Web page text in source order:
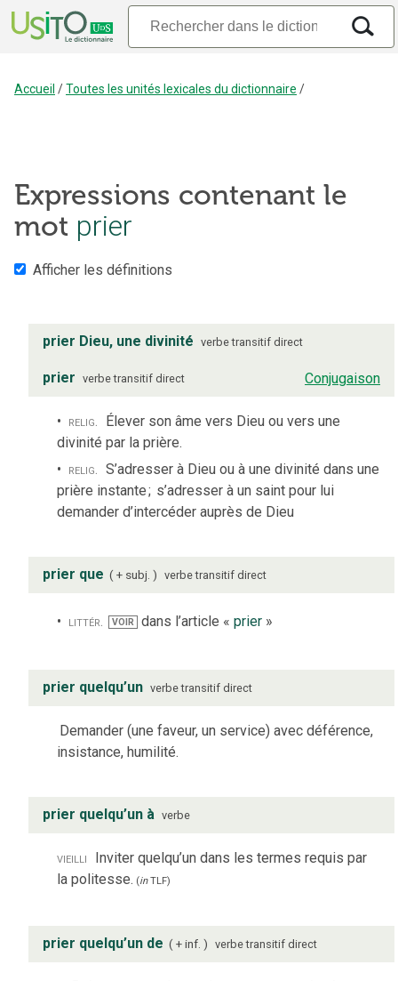
Accueil /Toutes les unités lexicales du dictionnaire /
Expressions contenant le
mot prier
Afficher les définitions
prier Dieu, une divinité verbe transitif direct
prier verbe transitif direct Conjugaison
relig. Élever son âme vers Dieu ou vers une
divinité par la prière.
relig. S’adresser à Dieu ou à une divinité dans une
prière instante; s’adresser à un saint pour lui
demander d’intercéder auprès de Dieu
prier que + subj. verbe transitif direct
littér. VOIR dans l’article « prier»
prier quelqu’un verbe transitif direct
Demander (une faveur, un service) avec déférence,
insistance, humilité.
prier quelqu’un à verbe
vieilli Inviter quelqu’un dans les termes requis par
la politesse. (inTLF)
prier quelqu’un de + inf. verbe transitif direct